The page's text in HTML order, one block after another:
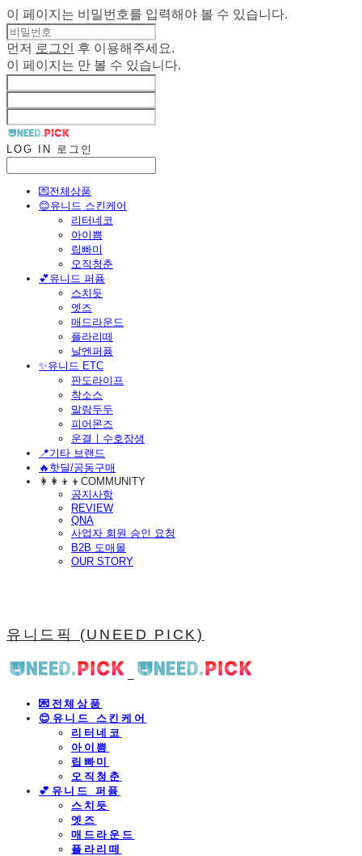
이 페이지는 비밀번호를 입력해야 볼 수 있습니다.
먼저 로그인
후 이용해주세요.
이 페이지는 만 볼 수 있습니다.
LOG IN 로그인
💌전체상품
😊유니드 스킨케어
리터네코
아이쁨
립빠미
오직청춘
💕유니드 퍼퓸
스치듯
엣즈
매드라운드
플라리떼
날엔퍼퓸
​✨유니드 ETC
판도라이프
착소스
말랑두두
피어몬즈
운결ㅣ수호장생
📍기타 브랜드
🔥핫딜/공동구매
👩‍👩‍👦‍👦COMMUNITY
공지사항
REVIEW
QNA
사업자 회원 승인 요청
B2B 도매몰
OUR STORY
유니드픽 (UNEED PICK)
💌전체상품
😊유니드 스킨케어
리터네코
아이쁨
립빠미
오직청춘
💕유니드 퍼퓸
스치듯
엣즈
매드라운드
플라리떼